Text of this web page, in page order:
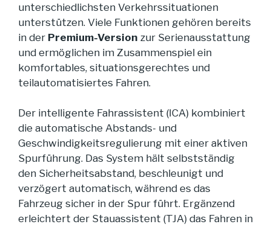
unterschiedlichsten Verkehrssituationen
unterstützen. Viele Funktionen gehören bereits
in der Premium-Version zur Serienausstattung
und ermöglichen im Zusammenspiel ein
komfortables, situationsgerechtes und
teilautomatisiertes Fahren.
Der intelligente Fahrassistent (ICA) kombiniert
die automatische Abstands- und
Geschwindigkeitsregulierung mit einer aktiven
Spurführung. Das System hält selbstständig
den Sicherheitsabstand, beschleunigt und
verzögert automatisch, während es das
Fahrzeug sicher in der Spur führt. Ergänzend
erleichtert der Stauassistent (TJA) das Fahren in